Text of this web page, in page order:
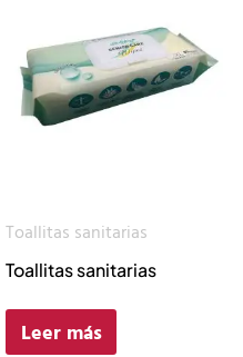
Toallitas sanitarias
Toallitas sanitarias
Leer más